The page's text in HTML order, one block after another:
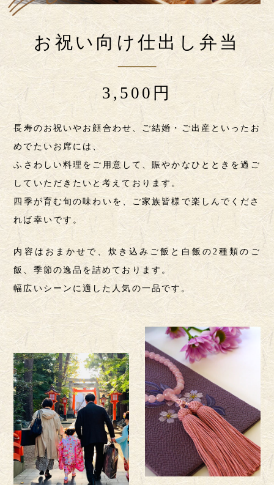
お祝い向け仕出し弁当
3,500円
長寿のお祝いやお顔合わせ、ご結婚・ご出産といったお
めでたいお席には、
ふさわしい料理をご用意して、賑やかなひとときを過ご
していただきたいと考えております。
四季が育む旬の味わいを、ご家族皆様で楽しんでくださ
れば幸いです。
内容はおまかせで、炊き込みご飯と白飯の2種類のご
飯、季節の逸品を詰めております。
幅広いシーンに適した人気の一品です。